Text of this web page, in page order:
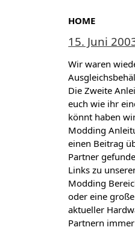
HOME
15. Juni
Wir waren
Die Zweite
euch wie ihr
könnt haben
Modding
einen Beitrag
Partner
Links zu
Modding
oder eine
aktueller
Partnern